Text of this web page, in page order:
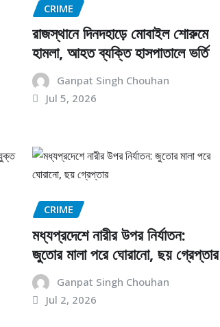
CRIME
রাজস্থানে দিনদহাড়ে মোবাইল শোরুমে
হামলা, আহত ব্যক্তি হাসপাতালে ভর্তি
Ganpat Singh Chouhan
Jul 5, 2026
CRIME
মধ্যপ্রদেশে নারীর উপর নির্যাতন:
জুতোর মালা পরে ঘোরানো, ছয় গ্রেপ্তার
Ganpat Singh Chouhan
Jul 2, 2026